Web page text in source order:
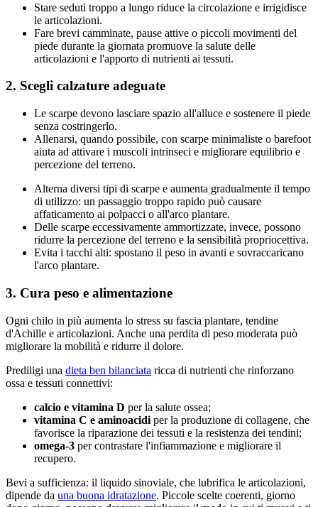
Stare seduti troppo a lungo riduce la circolazione e irrigidisce
le articolazioni.
Fare brevi camminate, pause attive o piccoli movimenti del
piede durante la giornata promuove la salute delle
articolazioni e l'apporto di nutrienti ai tessuti.
2. Scegli calzature adeguate
Le scarpe devono lasciare spazio all'alluce e sostenere il piede
senza costringerlo.
Allenarsi, quando possibile, con scarpe minimaliste o barefoot
aiuta ad attivare i muscoli intrinseci e migliorare equilibrio e
percezione del terreno.
Alterna diversi tipi di scarpe e aumenta gradualmente il tempo
di utilizzo: un passaggio troppo rapido può causare
affaticamento ai polpacci o all'arco plantare.
Delle scarpe eccessivamente ammortizzate, invece, possono
ridurre la percezione del terreno e la sensibilità propriocettiva.
Evita i tacchi alti: spostano il peso in avanti e sovraccaricano
l'arco plantare.
3. Cura peso e alimentazione
Ogni chilo in più aumenta lo stress su fascia plantare, tendine
d'Achille e articolazioni. Anche una perdita di peso moderata può
migliorare la mobilità e ridurre il dolore.
Prediligi una dieta ben bilanciata ricca di nutrienti che rinforzano
ossa e tessuti connettivi:
calcio e vitamina D per la salute ossea;
vitamina C e aminoacidi per la produzione di collagene, che
favorisce la riparazione dei tessuti e la resistenza dei tendini;
omega-3 per contrastare l'infiammazione e migliorare il
recupero.
Bevi a sufficienza: il liquido sinoviale, che lubrifica le articolazioni,
dipende da una buona idratazione. Piccole scelte coerenti, giorno